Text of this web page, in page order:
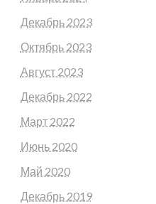
Декабрь 2023
Октябрь 2023
Август 2023
Декабрь 2022
Март 2022
Июнь 2020
Май 2020
Декабрь 2019